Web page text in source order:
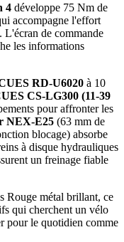
4 développe 75 Nm de
accompagne l'effort
L'écran de commande
les informations
RD-U6020 à 10
CS-LG300 (11-39
pour affronter les
NEX-E25 (63 mm de
blocage) absorbe
à disque hydrauliques
un freinage fiable
Rouge métal brillant, ce
qui cherchent un vélo
pour le quotidien comme